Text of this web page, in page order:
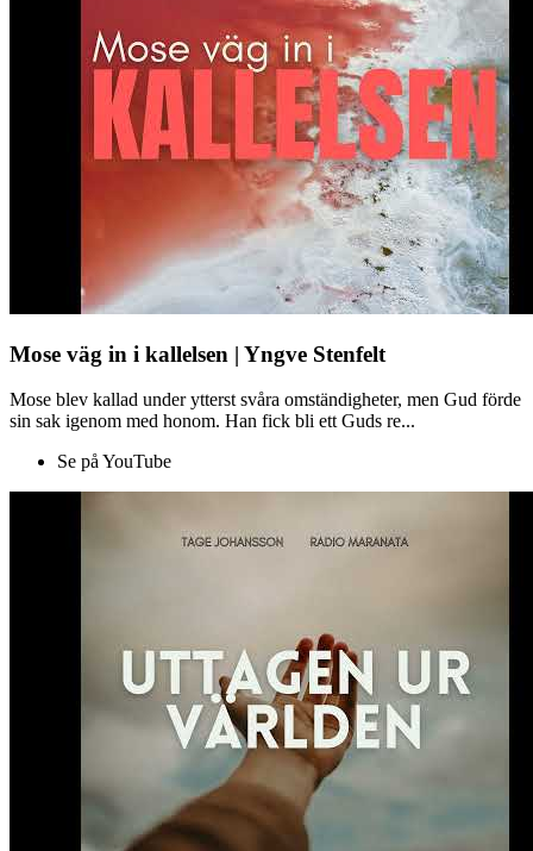
Mose väg in i kallelsen | Yngve Stenfelt
Mose blev kallad under ytterst svåra omständigheter, men Gud förde
sin sak igenom med honom. Han fick bli ett Guds re...
Se på YouTube